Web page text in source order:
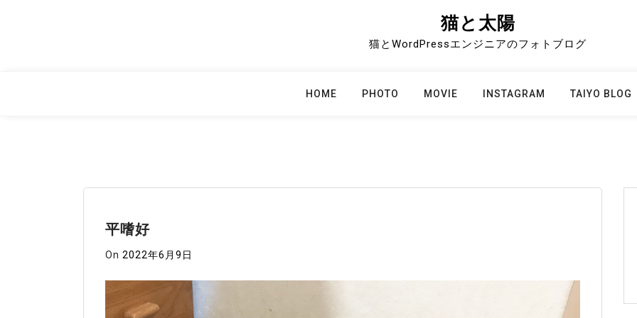
猫と太陽
猫とWordPressエンジニアのフォトブログ
HOME PHOTO MOVIE INSTAGRAM TAIYO BLOG
平嗜好
On 2022年6月9日